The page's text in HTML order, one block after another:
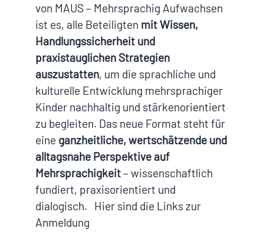
von MAUS – Mehrsprachig Aufwachsen
ist es, alle Beteiligten mit Wissen,
Handlungssicherheit und
praxistauglichen Strategien
auszustatten, um die sprachliche und
kulturelle Entwicklung mehrsprachiger
Kinder nachhaltig und stärkenorientiert
zu begleiten. Das neue Format steht für
eine ganzheitliche, wertschätzende und
alltagsnahe Perspektive auf
Mehrsprachigkeit– wissenschaftlich
fundiert, praxisorientiert und
dialogisch. Hier sind die Links zur
Anmeldung